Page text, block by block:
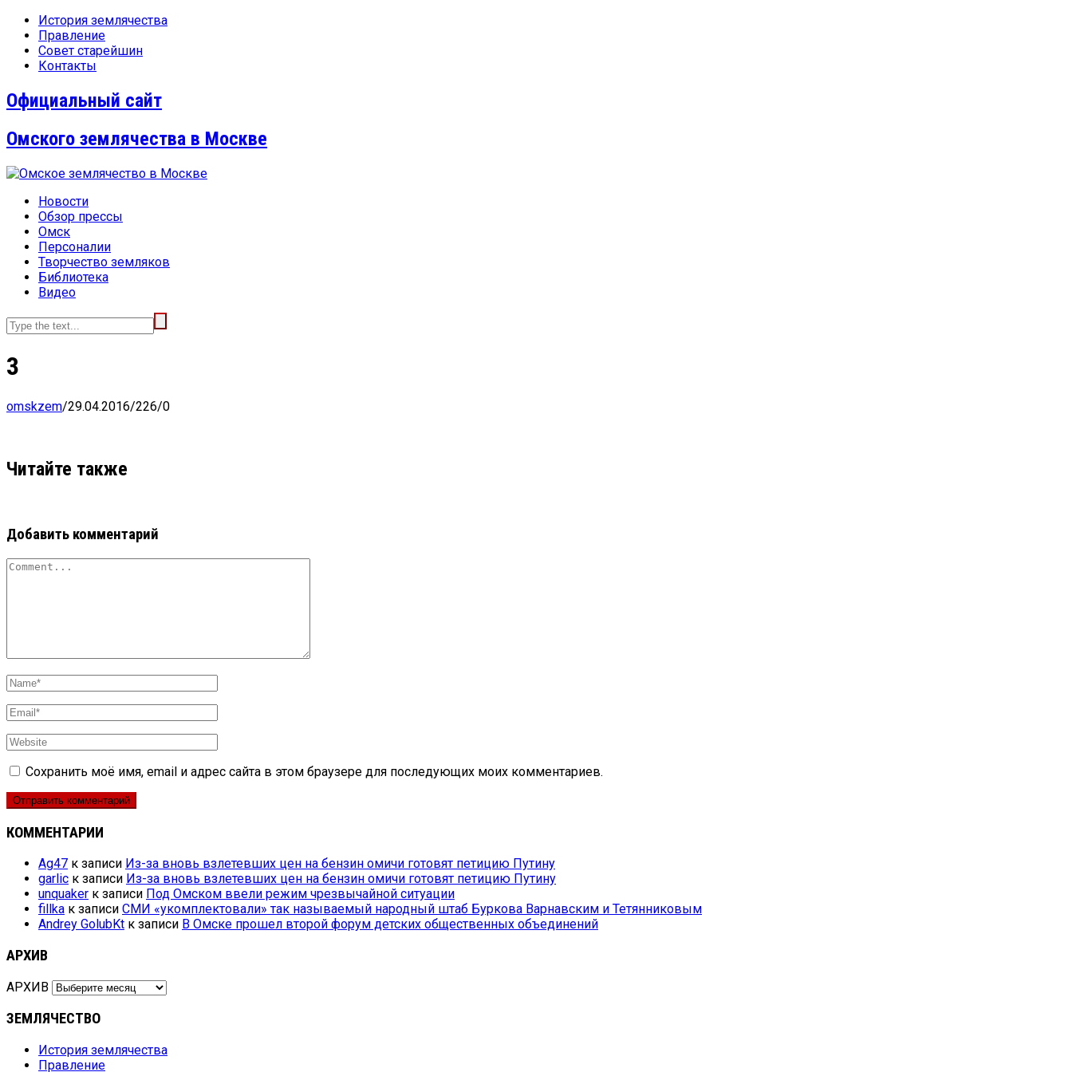
История землячества
Правление
Совет старейшин
Контакты
Официальный сайт
Омского землячества в Москве
Новости
Обзор прессы
Омск
Персоналии
Творчество земляков
Библиотека
Видео
3
omskzem/29.04.2016/226/0
Читайте также
Добавить комментарий
Сохранить моё имя, email и адрес сайта в этом браузере для последующих моих комментариев.
КОММЕНТАРИИ
Ag47 к записи Из-за вновь взлетевших цен на бензин омичи готовят петицию Путину
garlic к записи Из-за вновь взлетевших цен на бензин омичи готовят петицию Путину
unquaker к записи Под Омском ввели режим чрезвычайной ситуации
fillka к записи СМИ «укомплектовали» так называемый народный штаб Буркова Варнавским и Тетянниковым
Andrey GolubKt к записи В Омске прошел второй форум детских общественных объединений
АРХИВ
АРХИВ
ЗЕМЛЯЧЕСТВО
История землячества
Правление